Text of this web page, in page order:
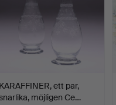
ett par,
möjligen Ce…